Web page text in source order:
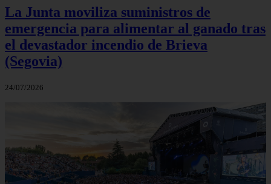
La Junta moviliza suministros de
emergencia para alimentar al ganado tras
el devastador incendio de Brieva
(Segovia)
24/07/2026